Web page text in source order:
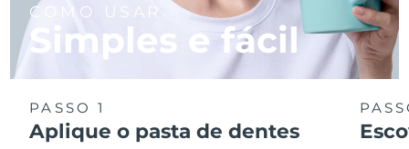
COMO USAR
Simples e fácil
PASSO 1
Aplique o pasta de dentes